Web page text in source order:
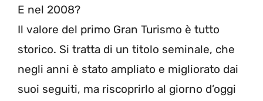
E nel 2008?
Il valore del primo Gran Turismo è tutto
storico. Si tratta di un titolo seminale, che
negli anni è stato ampliato e migliorato dai
suoi seguiti, ma riscoprirlo al giorno d’oggi